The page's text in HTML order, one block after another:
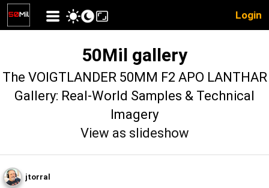
Login
50Mil gallery
The VOIGTLANDER 50MM F2 APO LANTHAR
Gallery: Real-World Samples & Technical
Imagery
View as slideshow
jtorral